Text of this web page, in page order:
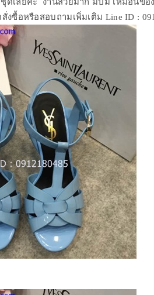
ดเลยค่ะ งานสวยมาก มีปั๊ม เหมือนขอ
ซื้อหรือสอบถามเพิ่มเติม Line ID :